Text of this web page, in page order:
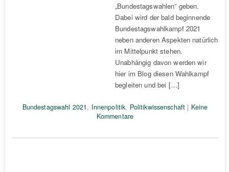
„Bundestagswahlen“ geben.
Dabei wird der bald beginnende
Bundestagswahlkampf 2021
neben anderen Aspekten natürlich
im Mittelpunkt stehen.
Unabhängig davon werden wir
hier im Blog diesen Wahlkampf
begleiten und bei […]
Bundestagswahl 2021, Innenpolitik, Politikwissenschaft | Keine
Kommentare